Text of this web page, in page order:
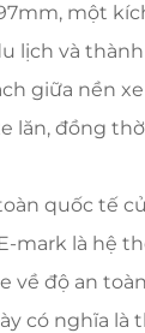
một
lịch và
giữa nền
lăn, đồng
quốc tế
mark là hệ
về độ an
có nghĩa là